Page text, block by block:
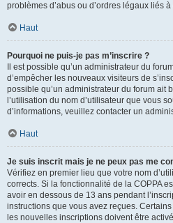
problèmes d’abus ou d’ordres légaux liés
Haut
Pourquoi ne puis-je pas m’inscrire ?
Il est possible qu’un administrateur du
d’empêcher les nouveaux visiteurs de
possible qu’un administrateur du forum ait
l’utilisation du nom d’utilisateur que vous
d’informations, veuillez contacter un
Haut
Je suis inscrit mais je ne peux pas me
Vérifiez en premier lieu que votre nom
corrects. Si la fonctionnalité de la COPPA
avoir en dessous de 13 ans pendant
instructions que vous avez reçues.
les nouvelles inscriptions doivent être